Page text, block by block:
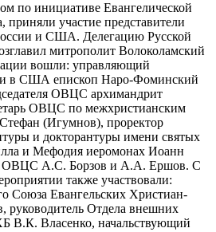
по инициативе Евангелической
приняли участие представители
и США. Делегацию Русской
митрополит Волоколамский
вошли: управляющий
в США епископ Наро-Фоминский
ОВЦС архимандрит
ОВЦС по межхристианским
(Игумнов), проректор
и докторантуры имени святых
и Мефодия иеромонах Иоанн
ОВЦС А.С. Борзов и А.А. Ершов. С
также участвовали:
Союза Евангельских Христиан-
Отдела внешних
В.К. Власенко, начальствующий